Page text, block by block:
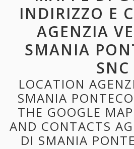
INDIRIZZO E
AGENZIA
SMANIA
SNC
LOCATION
SMANIA
THE GOOGLE
AND CONTACTS
DI SMANIA